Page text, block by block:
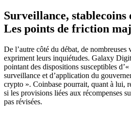
Surveillance, stablecoins
Les points de friction
De l’autre côté du débat, de
expriment leurs inquiétudes. Galaxy
pointant des dispositions susceptibles
surveillance et d’application du
crypto ». Coinbase pourrait, quant à lui,
si les provisions liées aux récompenses
pas révisées.